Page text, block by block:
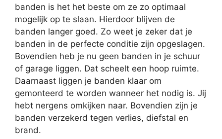
banden is het het beste om ze zo optimaal
mogelijk op te slaan. Hierdoor blijven de
banden langer goed. Zo weet je zeker dat je
banden in de perfecte conditie zijn opgeslagen.
Bovendien heb je nu geen banden in je schuur
of garage liggen. Dat scheelt een hoop ruimte.
Daarnaast liggen je banden klaar om
gemonteerd te worden wanneer het nodig is. Jij
hebt nergens omkijken naar. Bovendien zijn je
banden verzekerd tegen verlies, diefstal en
brand.